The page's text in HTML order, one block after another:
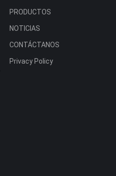
PRODUCTOS
NOTICIAS
CONTÁCTANOS
Privacy Policy